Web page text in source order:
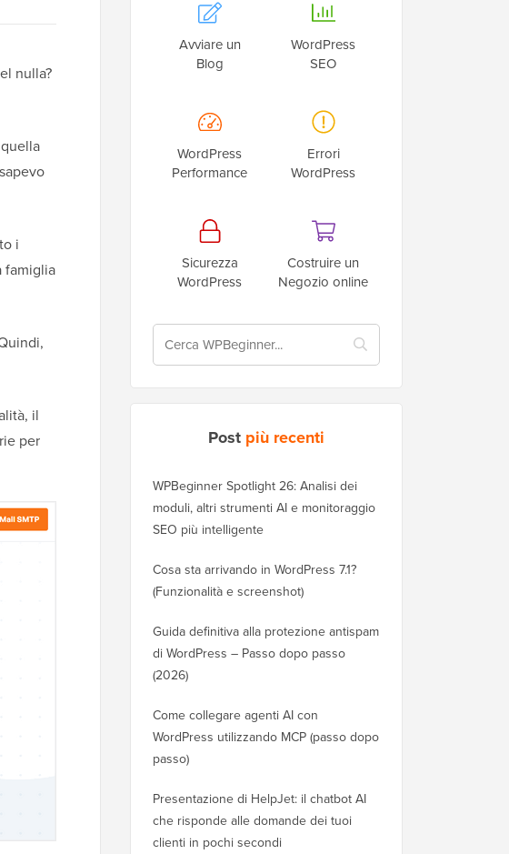
nulla?
i
famiglia
il
per
Avviare un
Blog
WordPress
SEO
WordPress
Performance
Errori
WordPress
Sicurezza
WordPress
Costruire un
Negozio online
Post più recenti
WPBeginner Spotlight 26: Analisi dei
moduli, altri strumenti AI e monitoraggio
SEO più intelligente
Cosa sta arrivando in WordPress 7.1?
(Funzionalità e screenshot)
Guida definitiva alla protezione antispam
di WordPress – Passo dopo passo
(2026)
Come collegare agenti AI con
WordPress utilizzando MCP (passo dopo
passo)
Presentazione di HelpJet: il chatbot AI
che risponde alle domande dei tuoi
clienti in pochi secondi